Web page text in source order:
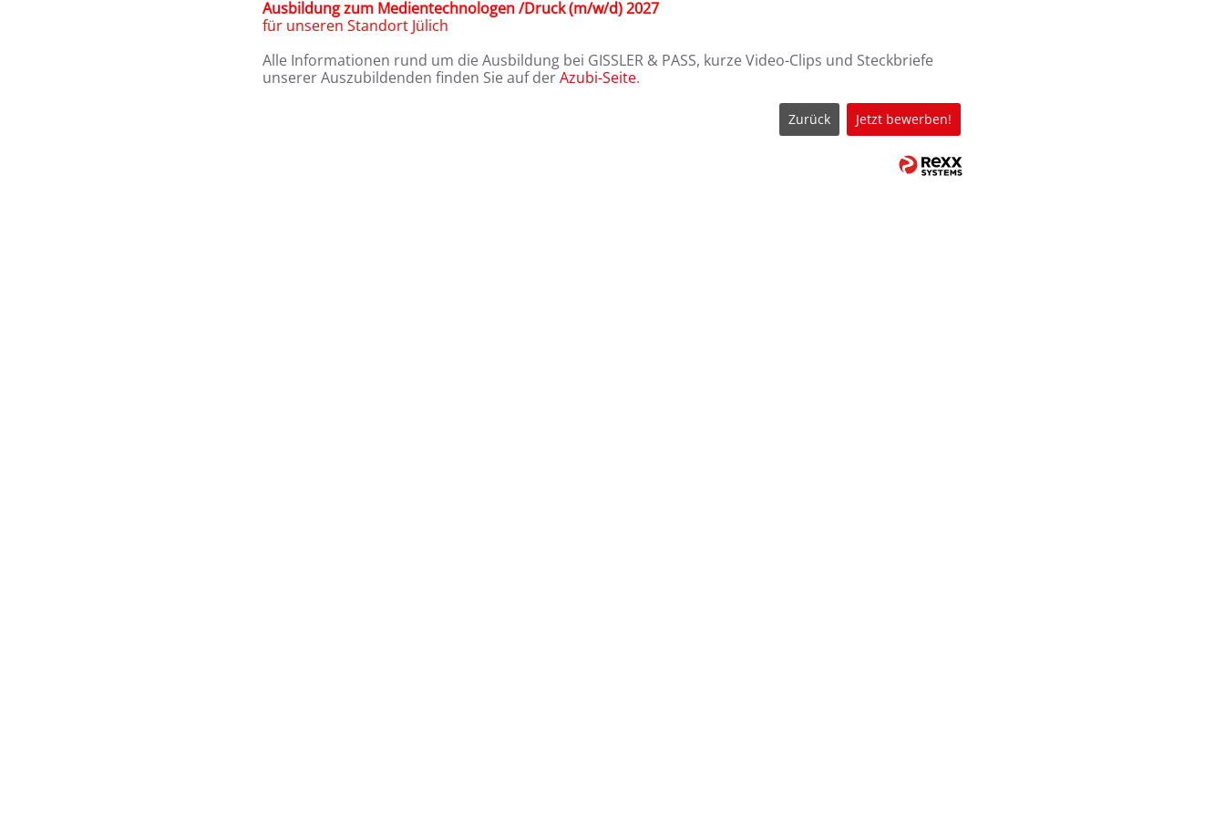
Ausbildung zum Medientechnologen /Druck (m/w/d) 2027
für unseren Standort Jülich
Alle Informationen rund um die Ausbildung bei GISSLER & PASS, kurze Video-Clips und Steckbriefe
unserer Auszubildenden finden Sie auf derAzubi-Seite.
Zurück Jetzt bewerben!